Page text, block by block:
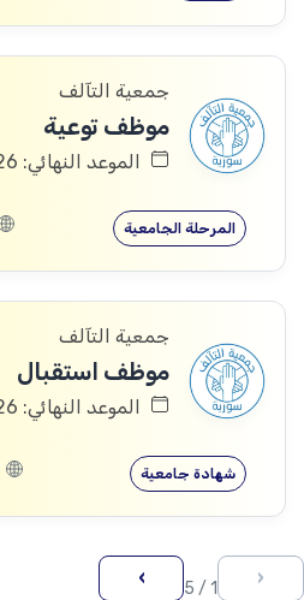
جمعية التآلف
موظف توعية
الموعد النهائي: 25/01/2026
المرحلة الجامعية
جمعية التآلف
موظف استقبال
الموعد النهائي: 25/01/2026
شهادة جامعية
‹
1 / 5
›